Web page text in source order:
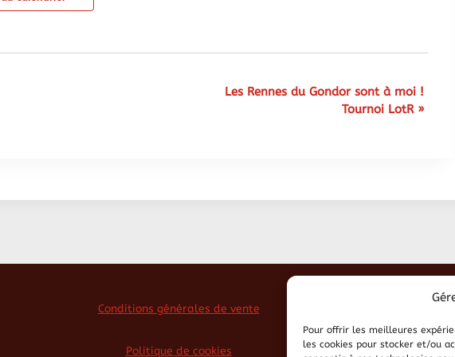
Pour offrir les meilleures
les cookies pour stocker et/ou
Les Rennes du Gondor sont à moi !
Tournoi LotR »
Conditions générales de vente
Politique de cookies